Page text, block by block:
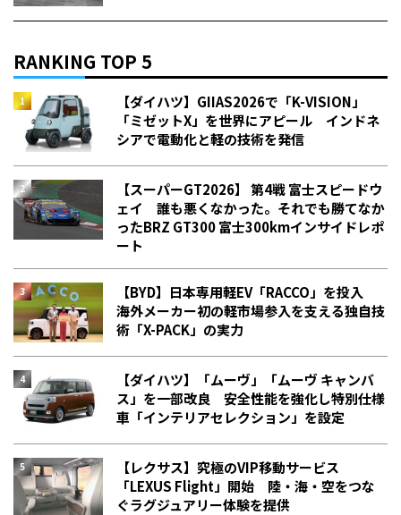
RANKING TOP 5
【ダイハツ】GIIAS2026で「K-VISION」
「ミゼットX」を世界にアピール インドネ
シアで電動化と軽の技術を発信
【スーパーGT2026】 第4戦 富士スピードウ
ェイ 誰も悪くなかった。それでも勝てなか
った――BRZ GT300 富士300kmインサイドレポ
ート
【BYD】日本専用軽EV「RACCO」を投入
海外メーカー初の軽市場参入を支える独自技
術「X-PACK」の実力
【ダイハツ】「ムーヴ」「ムーヴ キャンバ
ス」を一部改良 安全性能を強化し特別仕様
車「インテリアセレクション」を設定
【レクサス】究極のVIP移動サービス
「LEXUS Flight」開始 陸・海・空をつな
ぐラグジュアリー体験を提供